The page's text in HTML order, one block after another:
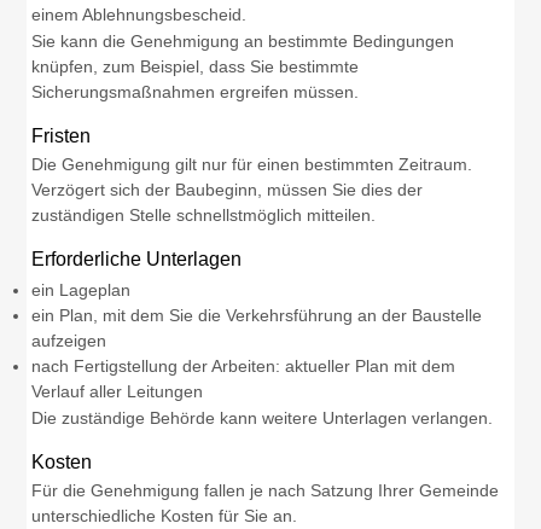
einem Ablehnungsbescheid.
Sie kann die Genehmigung an bestimmte Bedingungen
knüpfen, zum Beispiel, dass Sie bestimmte
Sicherungsmaßnahmenergreifen müssen.
Fristen
Die Genehmigung gilt nur für einen bestimmten Zeitraum.
Verzögert sich der Baubeginn, müssen Sie dies der
zuständigen Stelle schnellstmöglich mitteilen.
Erforderliche Unterlagen
ein Lageplan
ein Plan, mit dem Sie die Verkehrsführung an der Baustelle
aufzeigen
nach Fertigstellung der Arbeiten: aktueller Plan mit dem
Verlauf aller Leitungen
Die zuständige Behörde kann weitere Unterlagen verlangen.
Kosten
Für die Genehmigung fallen je nach Satzung Ihrer Gemeinde
unterschiedliche Kosten für Sie an.